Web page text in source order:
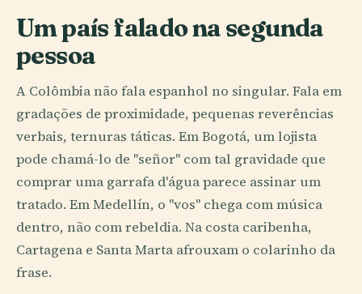
Um país falado na segunda
pessoa
A Colômbia não fala espanhol no singular. Fala em
gradações de proximidade, pequenas reverências
verbais, ternuras táticas. Em Bogotá, um lojista
pode chamá-lo de "señor" com tal gravidade que
comprar uma garrafa d'água parece assinar um
tratado. Em Medellín, o "vos" chega com música
dentro, não com rebeldia. Na costa caribenha,
Cartagena e Santa Marta afrouxam o colarinho da
frase.